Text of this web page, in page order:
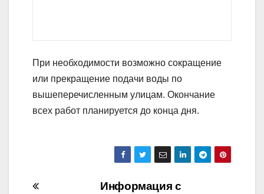
При необходимости возможно сокращение
или прекращение подачи воды по
вышеперечисленным улицам. Окончание
всех работ планируется до конца дня.
Информация с